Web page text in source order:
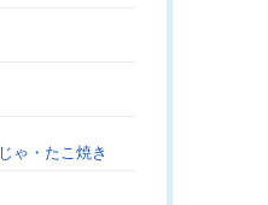
ゃ・たこ焼き